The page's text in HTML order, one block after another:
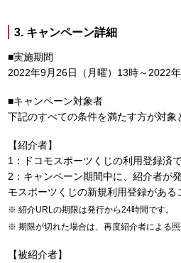
3. キャンペーン詳細
■実施期間
2022年9月26日（月曜）13時～2022
■キャンペーン対象者
下記のすべての条件を満たす方が対象
【紹介者】
1：ドコモスポーツくじの利用登録済
2：キャンペーン期間中に、紹介者が
モスポーツくじの新規利用登録がある
紹介URLの期限は発行から24時間です。
期限が切れた場合は、再度紹介者による
【被紹介者】